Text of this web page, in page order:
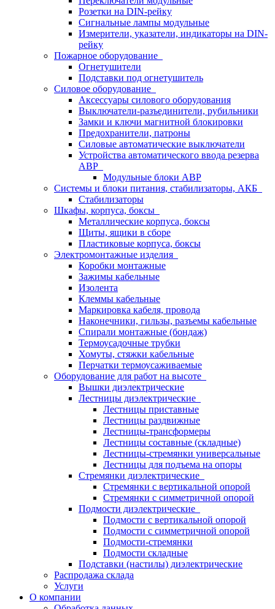
Розетки на DIN-рейку
Сигнальные лампы модульные
Измерители, указатели, индикаторы на DIN-
рейку
Пожарное оборудование
Огнетушители
Подставки под огнетушитель
Силовое оборудование
Аксессуары силового оборудования
Выключатели-разъединители, рубильники
Замки и ключи магнитной блокировки
Предохранители, патроны
Силовые автоматические выключатели
Устройства автоматического ввода резерва
АВР
Модульные блоки АВР
Системы и блоки питания, стабилизаторы, АКБ
Стабилизаторы
Шкафы, корпуса, боксы
Металлические корпуса, боксы
Щиты, ящики в сборе
Пластиковые корпуса, боксы
Электромонтажные изделия
Коробки монтажные
Зажимы кабельные
Изолента
Клеммы кабельные
Маркировка кабеля, провода
Наконечники, гильзы, разъемы кабельные
Спирали монтажные (бондаж)
Термоусадочные трубки
Хомуты, стяжки кабельные
Перчатки термоусаживаемые
Оборудование для работ на высоте
Вышки диэлектрические
Лестницы диэлектрические
Лестницы приставные
Лестницы раздвижные
Лестницы-трансформеры
Лестницы составные (складные)
Лестницы-стремянки универсальные
Лестницы для подъема на опоры
Стремянки диэлектрические
Стремянки с вертикальной опорой
Стремянки с симметричной опорой
Подмости диэлектрические
Подмости с вертикальной опорой
Подмости с симметричной опорой
Подмости-стремянки
Подмости складные
Подставки (настилы) диэлектрические
Распродажа склада
Услуги
О компании